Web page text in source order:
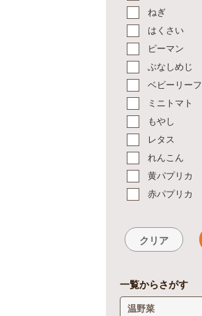
ねぎ
はくさい
ピーマン
ぶなしめじ
ベビーリーフ
ミニトマト
もやし
レタス
れんこん
黄パプリカ
赤パプリカ
クリア
一覧からさがす
温野菜